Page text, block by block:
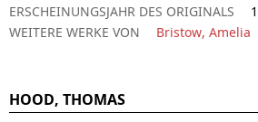
ERSCHEINUNGSJAHR DES ORIGINALS
WEITERE WERKE VON
Bristow, Amelia
HOOD, THOMAS